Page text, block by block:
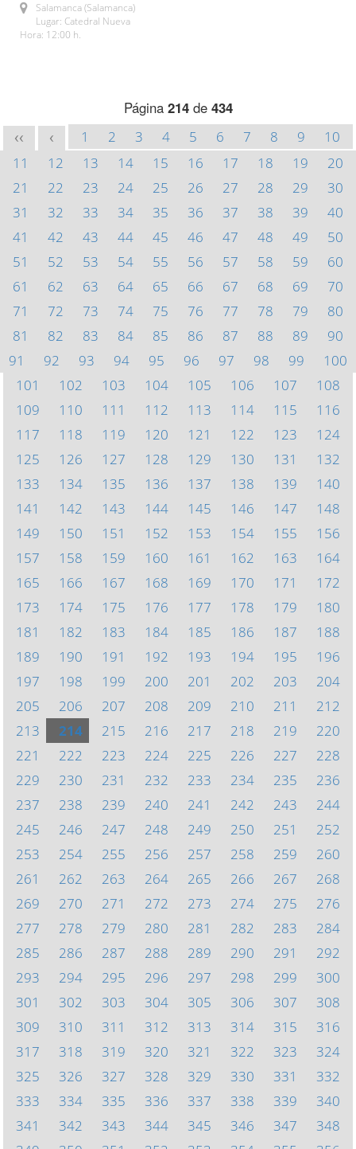
Salamanca (Salamanca)
Lugar: Catedral Nueva
Hora: 12:00 h.
Página 214de 434
<< < 1 2 3 4 5 6 7 8 9
10
11
12 13 14 15 16 17 18 19
20
21
22 23 24 25 26 27 28 29
30
31
32 33 34 35 36 37 38 39
40
41
42 43 44 45 46 47 48 49
50
51
52 53 54 55 56 57 58 59
60
61
62 63 64 65 66 67 68 69
70
71
72 73 74 75 76 77 78 79
80
81
82 83 84 85 86 87 88 89
90
91
92 93 94 95 96 97 98 99
100
101
102 103 104 105 106 107
108
109
110 111 112 113 114 115
116
117
118 119 120 121 122 123
124
125
126 127 128 129 130 131
132
133
134 135 136 137 138 139
140
141
142 143 144 145 146 147
148
149
150 151 152 153 154 155
156
157
158 159 160 161 162 163
164
165
166 167 168 169 170 171
172
173
174 175 176 177 178 179
180
181
182 183 184 185 186 187
188
189
190 191 192 193 194 195
196
197
198 199 200 201 202 203
204
205
206 207 208 209 210 211
212
213
214 215 216 217 218 219
220
221
222 223 224 225 226 227
228
229
230 231 232 233 234 235
236
237
238 239 240 241 242 243
244
245
246 247 248 249 250 251
252
253
254 255 256 257 258 259
260
261
262 263 264 265 266 267
268
269
270 271 272 273 274 275
276
277
278 279 280 281 282 283
284
285
286 287 288 289 290 291
292
293
294 295 296 297 298 299
300
301
302 303 304 305 306 307
308
309
310 311 312 313 314 315
316
317
318 319 320 321 322 323
324
325
326 327 328 329 330 331
332
333
334 335 336 337 338 339
340
341
342 343 344 345 346 347
348